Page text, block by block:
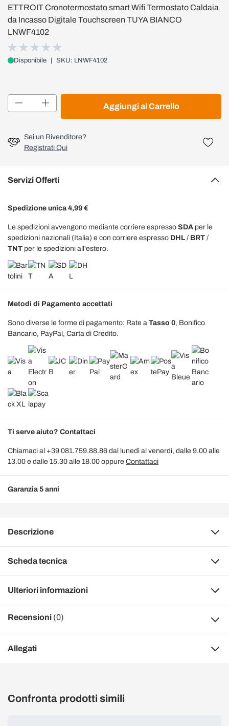
ETTROIT Cronotermostato smart Wifi Termostato Caldaia
da Incasso Digitale Touchscreen TUYA BIANCO
LNWF4102
Disponibile SKU: LNWF4102
Aggiungi al Carrello
Sei un Rivenditore?
Registrati Qui
Servizi Offerti
Spedizione unica 4,99 €
Le spedizioni avvengono mediante corriere espresso SDA per le
spedizioni nazionali (Italia) e con corriere espresso DHL / BRT /
TNT per le spedizioni all'estero.
Metodi di Pagamento accettati
Sono diverse le forme di pagamento: Rate a Tasso 0, Bonifico
Bancario, PayPal, Carta di Credito.
Ti serve aiuto? Contattaci
Chiamaci al +39 081.759.88.86 dal lunedì al venerdì, dalle 9.00 alle
13.00 e dalle 15.30 alle 18.00 oppure Contattaci
Garanzia 5 anni
Descrizione
Scheda tecnica
Ulteriori informazioni
Recensioni (0)
Allegati
Confronta prodotti simili